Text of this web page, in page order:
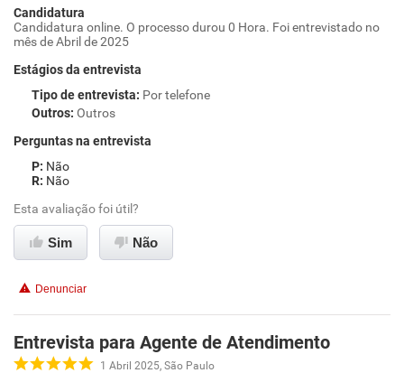
Candidatura
Candidatura online. O processo durou 0 Hora. Foi entrevistado no
mês de Abril de 2025
Estágios da entrevista
Tipo de entrevista: Por telefone
Outros: Outros
Perguntas na entrevista
Não
Não
Esta avaliação foi útil?
Sim Não
Denunciar
Entrevista para Agente de Atendimento
1 Abril 2025, São Paulo